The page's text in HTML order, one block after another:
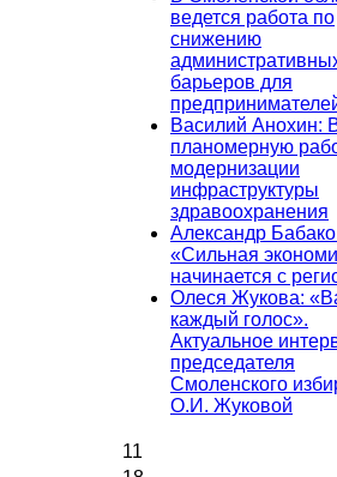
ведется работа по
снижению
барьеров для
Василий Анохин:
планомерную
модернизации
инфраструктуры
здравоохранения
Александр
«Сильная
начинается с
Олеся Жукова:
каждый голос».
Актуальное
председателя
Смоленского
О.И. Жуковой
11